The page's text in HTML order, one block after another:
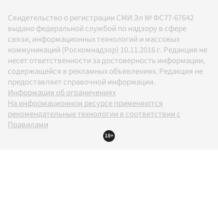
Свидетельство о регистрации СМИ Эл № ФС77-67642
выдано федеральной службой по надзору в сфере
связи, информационных технологий и массовых
коммуникаций (Роскомнадзор) 10.11.2016 г. Редакция не
несет ответственности за достоверность информации,
содержащейся в рекламных объявлениях. Редакция не
предоставляет справочной информации.
Информация об ограничениях
На информационном ресурсе применяются
рекомендательные технологии в соответствии с
Правилами
18+